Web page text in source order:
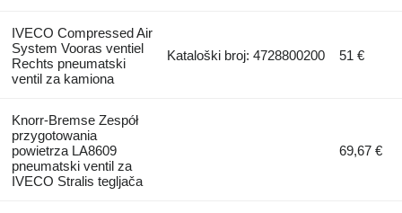
IVECO Compressed Air
System Vooras ventiel
Rechts pneumatski
ventil za kamiona
Kataloški broj: 4728800200 51 €
Knorr-Bremse Zespół
przygotowania
powietrza LA8609
pneumatski ventil za
IVECO Stralis tegljača
69,67 €